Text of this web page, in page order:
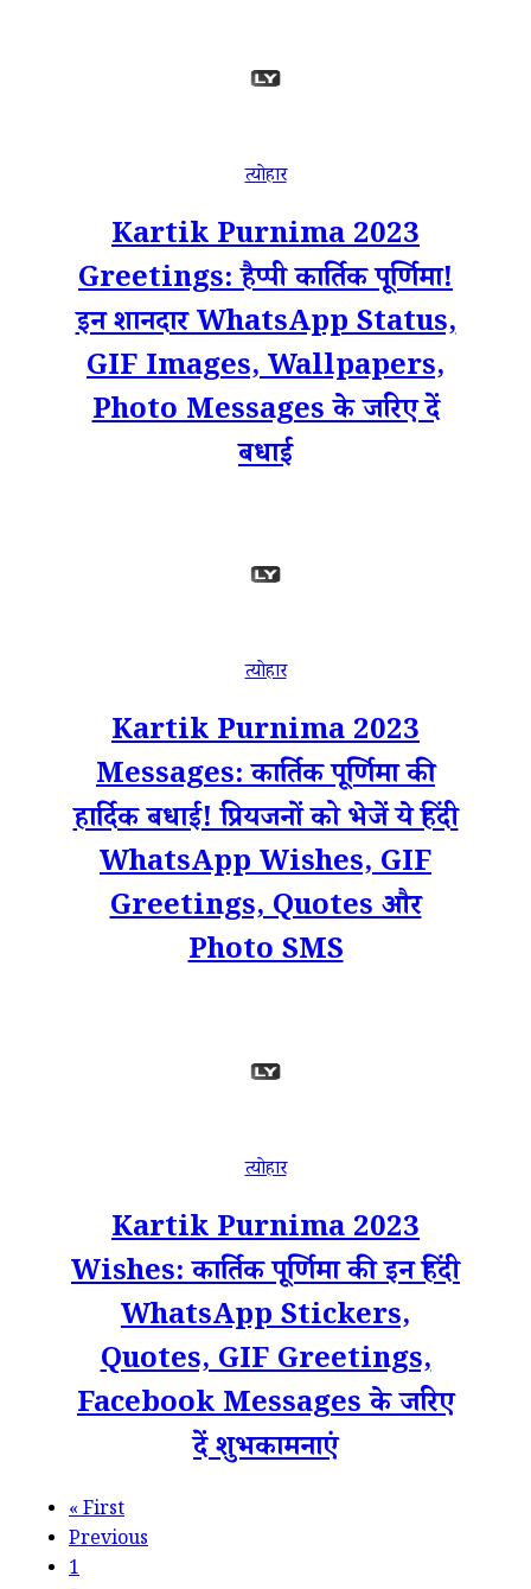
त्योहार
Kartik Purnima 2023
Greetings: हैप्पी कार्तिक पूर्णिमा!
इन शानदार WhatsApp Status,
GIF Images, Wallpapers,
Photo Messages के जरिए दें
बधाई
त्योहार
Kartik Purnima 2023
Messages: कार्तिक पूर्णिमा की
हार्दिक बधाई! प्रियजनों को भेजें ये हिंदी
WhatsApp Wishes, GIF
Greetings, Quotes और
Photo SMS
त्योहार
Kartik Purnima 2023
Wishes: कार्तिक पूर्णिमा की इन हिंदी
WhatsApp Stickers,
Quotes, GIF Greetings,
Facebook Messages के जरिए
दें शुभकामनाएं
«First
Previous
1